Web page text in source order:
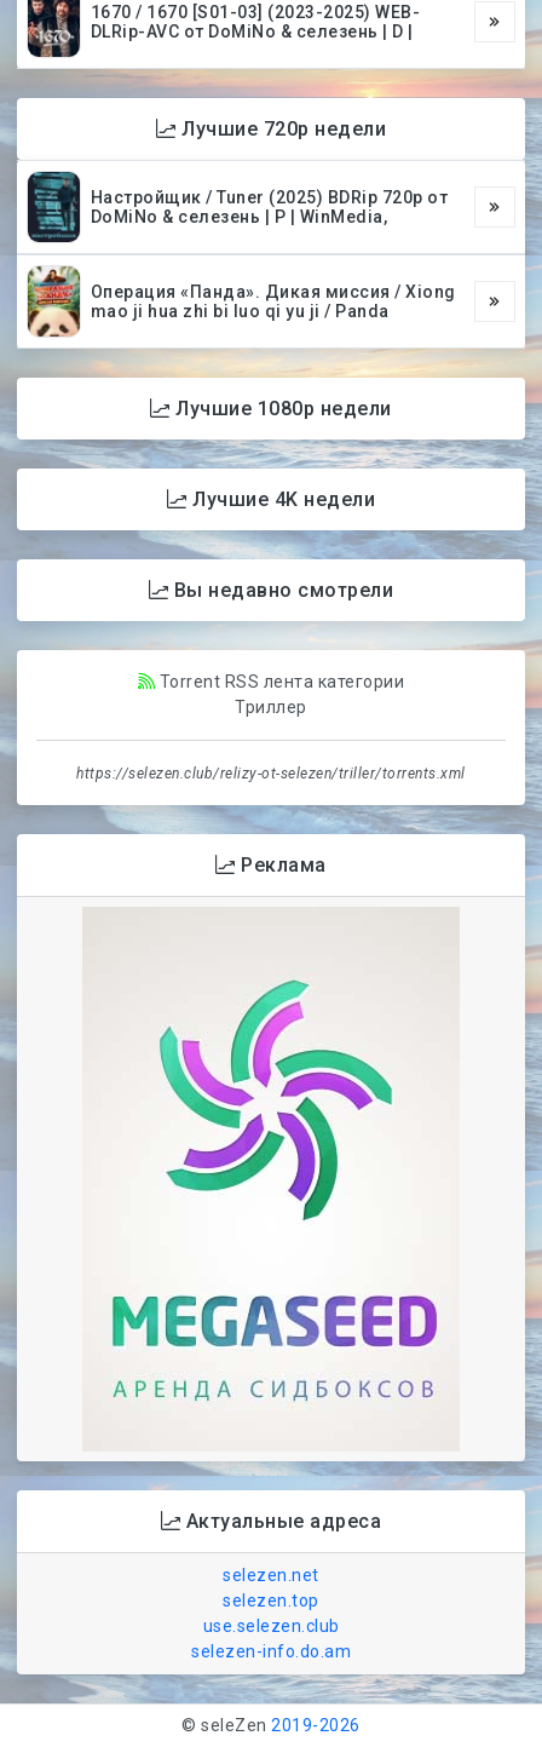
1670 / 1670 [S01-03] (2023-2025) WEB-
DLRip-AVC от DoMiNo & селезень | D |
Лучшие 720p недели
Настройщик / Tuner (2025) BDRip 720p от
DoMiNo & селезень | P | WinMedia,
Операция «Панда». Дикая миссия / Xiong
mao ji hua zhi bi luo qi yu ji / Panda
Лучшие 1080p недели
Лучшие 4K недели
Вы недавно смотрели
Torrent RSS лента категории
Триллер
https://selezen.club/relizy-ot-selezen/triller/torrents.xml
Реклама
Актуальные адреса
selezen.net
selezen.top
use.selezen.club
selezen-info.do.am
Друзья
© seleZen2019-2026